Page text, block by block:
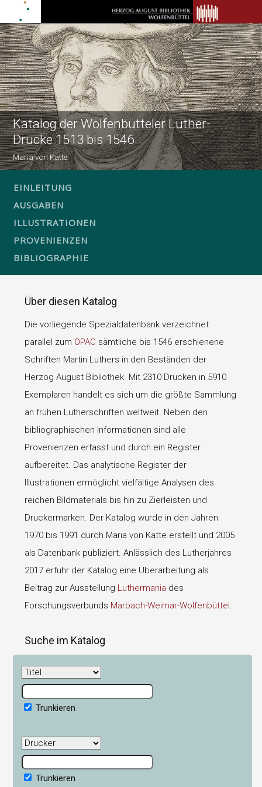
Katalog der Wolfenbütteler Luther-
Drucke 1513 bis 1546
Maria von Katte
EINLEITUNG
AUSGABEN
ILLUSTRATIONEN
PROVENIENZEN
BIBLIOGRAPHIE
Über diesen Katalog
Die vorliegende Spezialdatenbank verzeichnet
parallel zum OPAC sämtliche bis 1546 erschienene
Schriften Martin Luthers in den Beständen der
Herzog August Bibliothek. Mit 2310 Drucken in 5910
Exemplaren handelt es sich um die größte Sammlung
an frühen Lutherschriften weltweit. Neben den
bibliographischen Informationen sind alle
Provenienzen erfasst und durch ein Register
aufbereitet. Das analytische Register der
Illustrationen ermöglicht vielfältige Analysen des
reichen Bildmaterials bis hin zu Zierleisten und
Druckermarken. Der Katalog wurde in den Jahren
1970 bis 1991 durch Maria von Katte erstellt und 2005
als Datenbank publiziert. Anlässlich des Lutherjahres
2017 erfuhr der Katalog eine Überarbeitung als
Beitrag zur Ausstellung Luthermania des
Forschungsverbunds Marbach-Weimar-Wolfenbüttel.
Suche im Katalog
Trunkieren
Trunkieren